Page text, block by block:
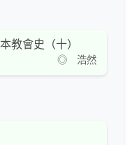
教會史（十）
◎ 浩然